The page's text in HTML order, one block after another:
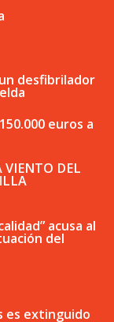
desfibrilador
euros a
VIENTO DEL
acusa al
del
es extinguido